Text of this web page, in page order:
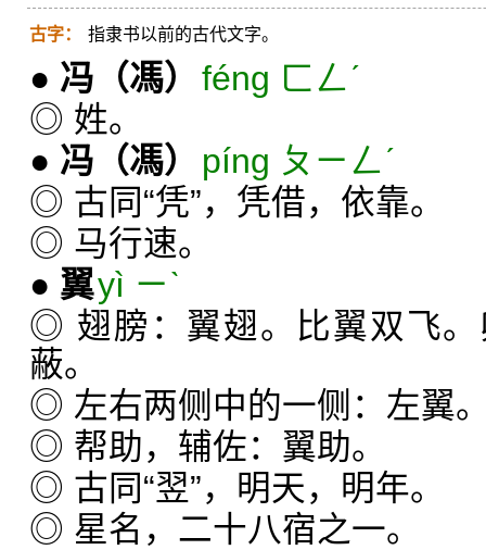
古字： 指隶书以前的古代文字。
● 冯 （馮） féng ㄈㄥˊ
◎ 姓。
● 冯 （馮）
píng ㄆㄧㄥˊ
◎ 古同“凭”，凭借，依靠。
◎ 马行速。
● 翼yì ㄧˋ
◎ 翅膀：翼翅。比翼双飞
蔽。
◎ 左右两侧中的一侧：左翼
◎ 帮助，辅佐：翼助。
◎ 古同“翌”，明天，明年。
◎ 星名，二十八宿之一。